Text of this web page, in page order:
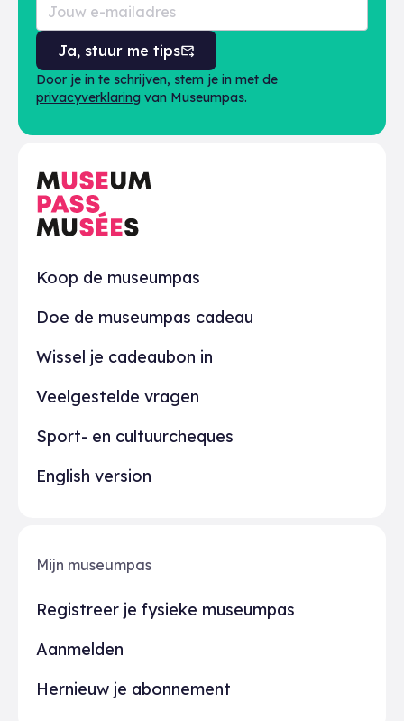
Praktisch
Koop de museumpas
Doe de museumpas cadeau
Wissel je cadeaubon in
Veelgestelde vragen
Sport- en cultuurcheques
English version
Ja, stuur me tips
Door je in te schrijven, stem je in met de
privacyverklaring van Museumpas.
Mijn museumpas
Registreer je fysieke museumpas
Aanmelden
Hernieuw je abonnement